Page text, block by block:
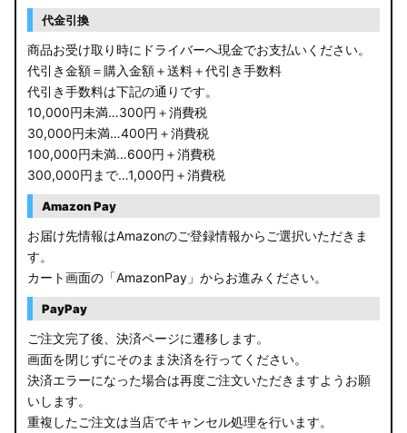
RP6/7 ステップワゴン
RP1/2 RP3/4 ステップワゴン/スパーダ
RK5/6 ステップワゴンスパーダ
RC1/2 オデッセイ
GB5〜8 フリード
GR フィット
GP5/6 GK3〜6 フィット
MK53S スペーシアカスタム
MA37S/MA27S ソリオ / ソリオ バンディット
MA26S/MA36S ソリオ
ZC33S スイフトスポーツ
代金引換
商品お受け取り時にドライバーへ現金でお支払いください。
代引き金額＝購入金額＋送料＋代引き手数料
代引き手数料は下記の通りです。
10,000円未満…300円＋消費税
30,000円未満…400円＋消費税
100,000円未満…600円＋消費税
300,000円まで…1,000円＋消費税
Amazon Pay
お届け先情報はAmazonのご登録情報からご選択いただきま
す。
カート画面の「AmazonPay」からお進みください。
PayPay
ご注文完了後、決済ページに遷移します。
画面を閉じずにそのまま決済を行ってください。
決済エラーになった場合は再度ご注文いただきますようお願
いします。
重複したご注文は当店でキャンセル処理を行います。